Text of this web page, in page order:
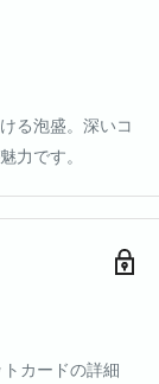
る泡盛。深いコ
力です。
カードの詳細